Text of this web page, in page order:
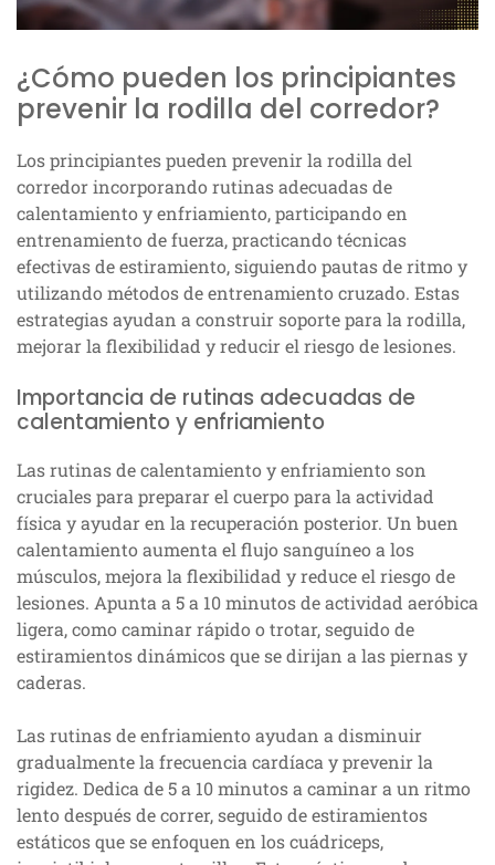
¿Cómo pueden los principiantes
prevenir la rodilla del corredor?
Los principiantes pueden prevenir la rodilla del
corredor incorporando rutinas adecuadas de
calentamiento y enfriamiento, participando en
entrenamiento de fuerza, practicando técnicas
efectivas de estiramiento, siguiendo pautas de ritmo y
utilizando métodos de entrenamiento cruzado. Estas
estrategias ayudan a construir soporte para la rodilla,
mejorar la flexibilidad y reducir el riesgo de lesiones.
Importancia de rutinas adecuadas de
calentamiento y enfriamiento
Las rutinas de calentamiento y enfriamiento son
cruciales para preparar el cuerpo para la actividad
física y ayudar en la recuperación posterior. Un buen
calentamiento aumenta el flujo sanguíneo a los
músculos, mejora la flexibilidad y reduce el riesgo de
lesiones. Apunta a 5 a 10 minutos de actividad aeróbica
ligera, como caminar rápido o trotar, seguido de
estiramientos dinámicos que se dirijan a las piernas y
caderas.
Las rutinas de enfriamiento ayudan a disminuir
gradualmente la frecuencia cardíaca y prevenir la
rigidez. Dedica de 5 a 10 minutos a caminar a un ritmo
lento después de correr, seguido de estiramientos
estáticos que se enfoquen en los cuádriceps,